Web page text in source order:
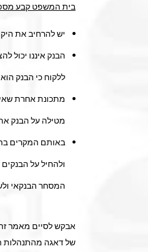
בית המשפט קבע מספר
יש להרחיב את
הבנק איננו יכול
ללקוח כי הבנק
מתכונת אחרת
מטילה על הבנק
באותם המקרים
ולהחיל על
המסחר הבנקאי
אבקש לסיים מאמר
של דאגה מהתנהלות